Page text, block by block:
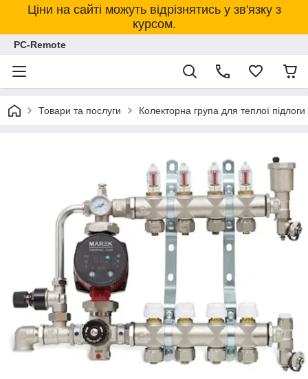
Ціни на сайті можуть відрізнятись у зв'язку з
курсом.
PC-Remote
Товари та послуги Колекторна група для теплої